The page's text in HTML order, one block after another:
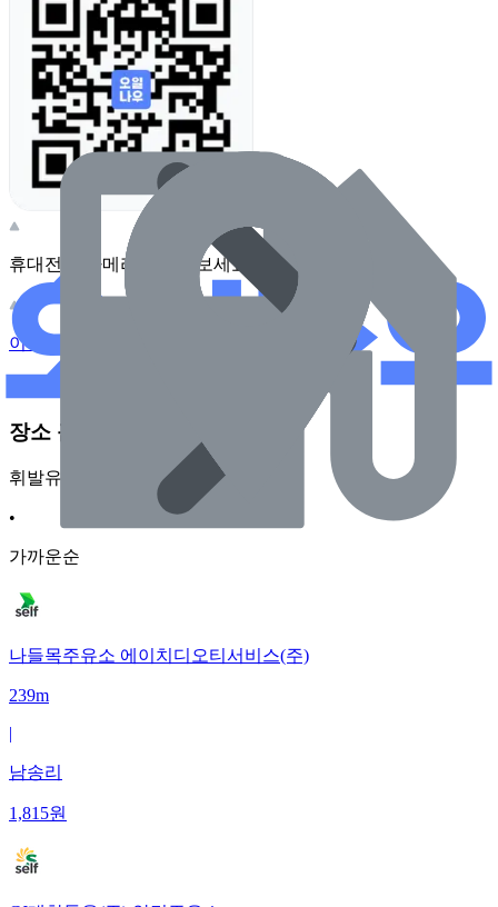
휴대전화 카메라로 찍어보세요
이 주유소의 사장님이신가요?
장소 근처 주유소
휘발유
•
가까운순
나들목주유소 에이치디오티서비스(주)
239m
|
남송리
1,815원